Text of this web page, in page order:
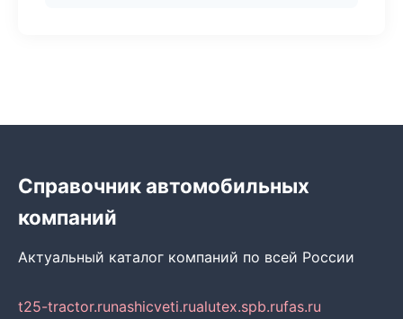
Справочник автомобильных
компаний
Актуальный каталог компаний по всей России
t25-tractor.runashicveti.rualutex.spb.rufas.ru